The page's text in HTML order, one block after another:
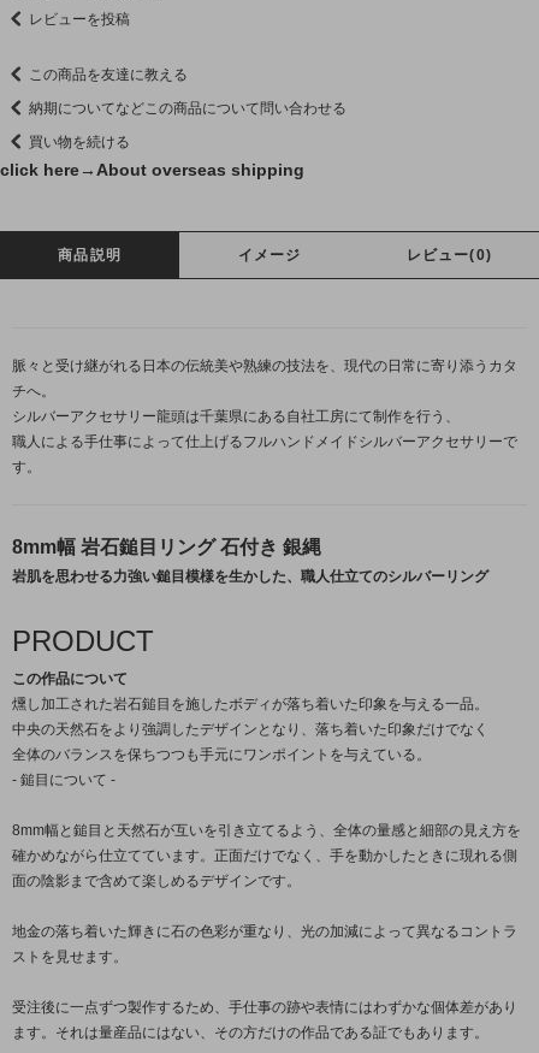
レビューを投稿
この商品を友達に教える
納期についてなどこの商品について問い合わせる
買い物を続ける
click here→ About overseas shipping
商品説明 イメージ レビュー(0)
脈々と受け継がれる日本の伝統美や熟練の技法を、現代の日常に寄り添うカタ
チへ。
シルバーアクセサリー龍頭は千葉県にある自社工房にて制作を行う、
職人による手仕事によって仕上げるフルハンドメイドシルバーアクセサリーで
す。
8mm幅 岩石鎚目リング 石付き 銀縄
岩肌を思わせる力強い鎚目模様を生かした、職人仕立てのシルバーリング
PRODUCT
この作品について
燻し加工された岩石鎚目を施したボディが落ち着いた印象を与える一品。
中央の天然石をより強調したデザインとなり、落ち着いた印象だけでなく
全体のバランスを保ちつつも手元にワンポイントを与えている。
- 鎚目について -
8mm幅と鎚目と天然石が互いを引き立てるよう、全体の量感と細部の見え方を
確かめながら仕立てています。正面だけでなく、手を動かしたときに現れる側
面の陰影まで含めて楽しめるデザインです。
地金の落ち着いた輝きに石の色彩が重なり、光の加減によって異なるコントラ
ストを見せます。
受注後に一点ずつ製作するため、手仕事の跡や表情にはわずかな個体差があり
ます。それは量産品にはない、その方だけの作品である証でもあります。